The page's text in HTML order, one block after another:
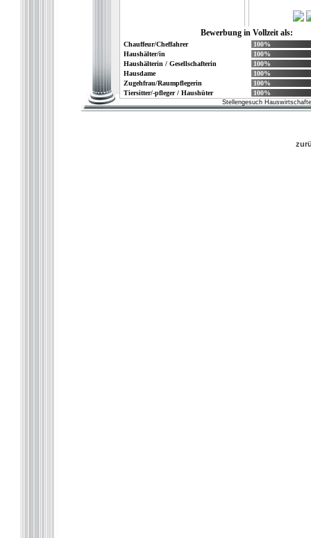
Bewerbung in Vollzeit als:
Chauffeur/Cheffahrer
100%
Haushälter/in
100%
Haushälterin / Gesellschafterin
100%
Hausdame
100%
Zugehfrau/Raumpflegerin
100%
Tiersitter/-pfleger / Haushüter
100%
Stellengesuch